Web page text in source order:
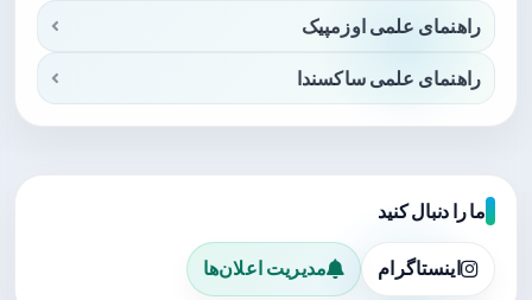
راهنمای علمی اوزمپیک
راهنمای علمی ساکسندا
ما را دنبال کنید
اینستاگرام مدیریت اعلان‌ها